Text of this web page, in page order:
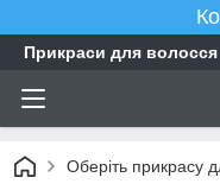
Прикраси для волосся
Оберіть прикрасу